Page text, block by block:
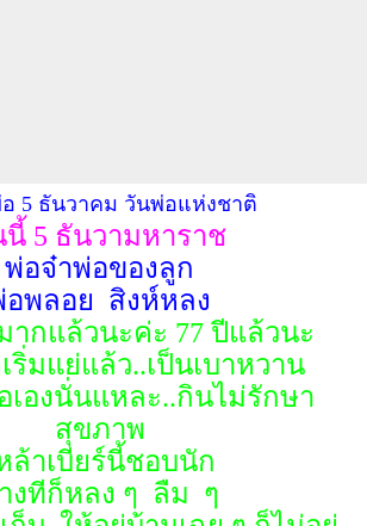
นี้ 5 ธันวามหาราช
พ่อจ๋าพ่อของลูก
อพลอย สิงห์หลง
กแล้วนะค่ะ 77 ปีแล้วนะ
ริ่มแย่แล้ว..เป็นเบาหวาน
เองนั่นแหละ..กินไม่รักษา
สุขภาพ
ล้าเบียร์นี้ชอบนัก
งทีก็หลง ๆ ลืม ๆ